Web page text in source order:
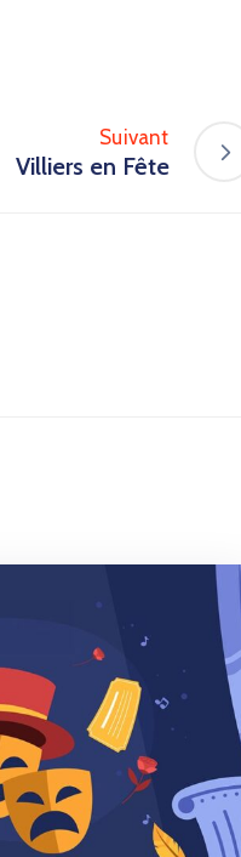
Suivant
Villiers en Fête